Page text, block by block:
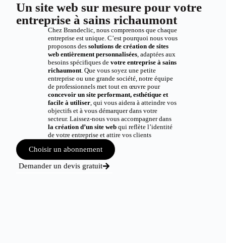
Un site web sur mesure pour votre
entreprise à sains richaumont
Chez Brandeclic, nous comprenons que chaque
entreprise est unique. C’est pourquoi nous vous
proposons des solutions de création de sites
web entièrement personnalisées, adaptées aux
besoins spécifiques de votre entreprise à sains
richaumont. Que vous soyez une petite
entreprise ou une grande société, notre équipe
de professionnels met tout en œuvre pour
concevoir un site performant, esthétique et
facile à utiliser, qui vous aidera à atteindre vos
objectifs et à vous démarquer dans votre
secteur. Laissez-nous vous accompagner dans
la création d’un site webqui reflète l’identité
de votre entreprise et attire vos clients
Choisir un abonnement
Demander un devis gratuit